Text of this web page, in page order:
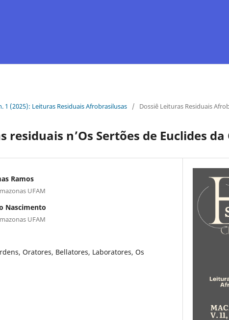
1 (2025): Leituras Residuais Afrobrasilusas / Dossiê Leituras Residuais
residuais n’Os Sertões de Euclides da
Ramos
UFAM
Nascimento
UFAM
Oratores, Bellatores, Laboratores, Os